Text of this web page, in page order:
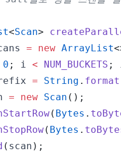
<Scan>
= new ArrayList<
0 ; i < NUM_BUCKETS ;
= String . format
= new Scan ( ) ;
( Bytes .
( Bytes .
( scan ) ;